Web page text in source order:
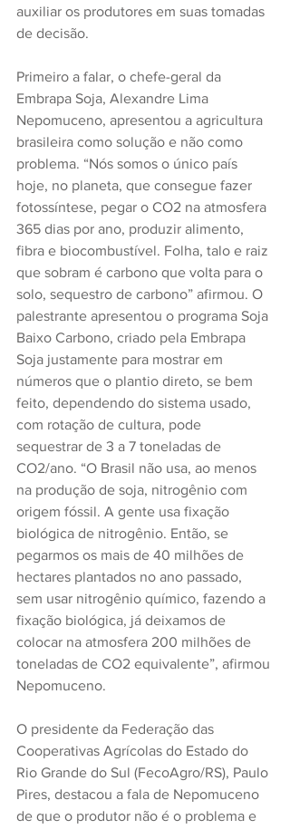
auxiliar os produtores em suas tomadas
de decisão.
Primeiro a falar, o chefe-geral da
Embrapa Soja, Alexandre Lima
Nepomuceno, apresentou a agricultura
brasileira como solução e não como
problema. “Nós somos o único país
hoje, no planeta, que consegue fazer
fotossíntese, pegar o CO2 na atmosfera
365 dias por ano, produzir alimento,
fibra e biocombustível. Folha, talo e raiz
que sobram é carbono que volta para o
solo, sequestro de carbono” afirmou. O
palestrante apresentou o programa Soja
Baixo Carbono, criado pela Embrapa
Soja justamente para mostrar em
números que o plantio direto, se bem
feito, dependendo do sistema usado,
com rotação de cultura, pode
sequestrar de 3 a 7 toneladas de
CO2/ano. “O Brasil não usa, ao menos
na produção de soja, nitrogênio com
origem fóssil. A gente usa fixação
biológica de nitrogênio. Então, se
pegarmos os mais de 40 milhões de
hectares plantados no ano passado,
sem usar nitrogênio químico, fazendo a
fixação biológica, já deixamos de
colocar na atmosfera 200 milhões de
toneladas de CO2 equivalente”, afirmou
Nepomuceno.
O presidente da Federação das
Cooperativas Agrícolas do Estado do
Rio Grande do Sul (FecoAgro/RS), Paulo
Pires, destacou a fala de Nepomuceno
de que o produtor não é o problema e